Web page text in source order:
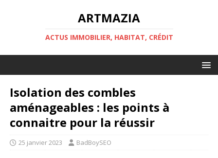
ARTMAZIA
ACTUS IMMOBILIER, HABITAT, CRÉDIT
Isolation des combles
aménageables : les points à
connaitre pour la réussir
25 janvier 2023 BadBoySEO